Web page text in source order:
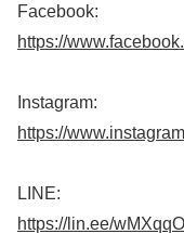
Facebook:
https://
Instagram:
https://
LINE:
https://lin.ee/